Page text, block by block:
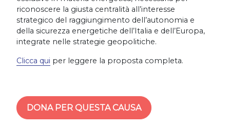
riconoscere la giusta centralità all’interesse
strategico del raggiungimento dell’autonomia e
della sicurezza energetiche dell’Italia e dell’Europa,
integrate nelle strategie geopolitiche.
Clicca qui per leggere la proposta completa.
DONA PER QUESTA CAUSA